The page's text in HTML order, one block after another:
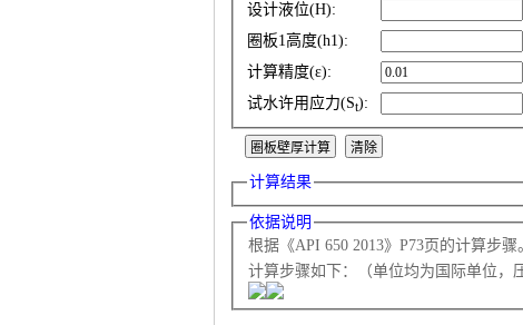
设计液位(H):
圈板1高度(h1):
计算精度(ε):
试水许用应力(St):
计算结果
依据说明
根据《API 650 2013》P73页的计算步骤
计算步骤如下：（单位均为国际单位，